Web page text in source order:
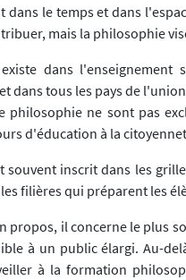
dans le temps et dans
mais la philosophie
dans l'enseignement
dans tous les pays de
philosophie ne sont pas
d'éducation à la
souvent inscrit dans les
filières qui préparent les
propos, il concerne le plus
à un public élargi. Au-
à la formation